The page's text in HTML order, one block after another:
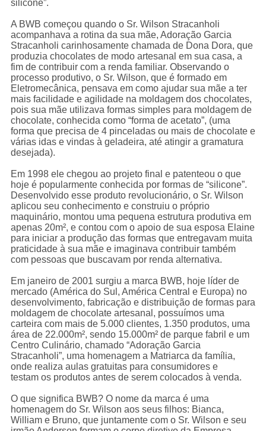
silicone”.
A BWB começou quando o Sr. Wilson Stracanholi
acompanhava a rotina da sua mãe, Adoração Garcia
Stracanholi carinhosamente chamada de Dona Dora, que
produzia chocolates de modo artesanal em sua casa, a
fim de contribuir com a renda familiar. Observando o
processo produtivo, o Sr. Wilson, que é formado em
Eletromecânica, pensava em como ajudar sua mãe a ter
mais facilidade e agilidade na moldagem dos chocolates,
pois sua mãe utilizava formas simples para moldagem de
chocolate, conhecida como “forma de acetato”, (uma
forma que precisa de 4 pinceladas ou mais de chocolate e
várias idas e vindas à geladeira, até atingir a gramatura
desejada).
Em 1998 ele chegou ao projeto final e patenteou o que
hoje é popularmente conhecida por formas de “silicone”.
Desenvolvido esse produto revolucionário, o Sr. Wilson
aplicou seu conhecimento e construiu o próprio
maquinário, montou uma pequena estrutura produtiva em
apenas 20m², e contou com o apoio de sua esposa Elaine
para iniciar a produção das formas que entregavam muita
praticidade à sua mãe e imaginava contribuir também
com pessoas que buscavam por renda alternativa.
Em janeiro de 2001 surgiu a marca BWB, hoje líder de
mercado (América do Sul, América Central e Europa) no
desenvolvimento, fabricação e distribuição de formas para
moldagem de chocolate artesanal, possuímos uma
carteira com mais de 5.000 clientes, 1.350 produtos, uma
rea de 22.000m², sendo 15.000m² de parque fabril e um
Centro Culinário, chamado “Adoração Garcia
Stracanholi”, uma homenagem a Matriarca da família,
onde realiza aulas gratuitas para consumidores e
testam os produtos antes de serem colocados à venda.
O que significa BWB? O nome da marca é uma
homenagem do Sr. Wilson aos seus filhos: Bianca,
William e Bruno, que juntamente com o Sr. Wilson e seu